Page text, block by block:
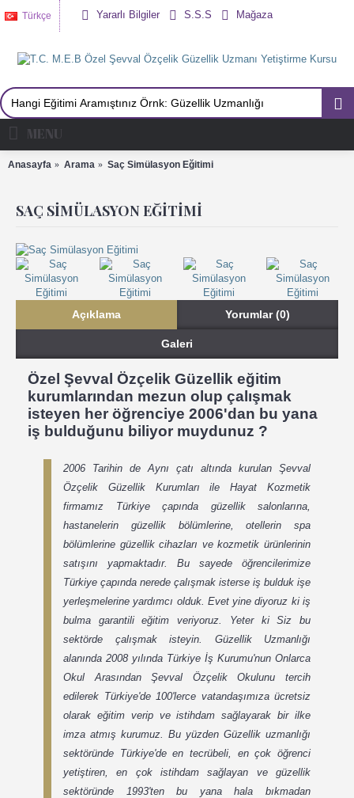
Türkçe Yararlı Bilgiler S.S.S Mağaza
MENU
Anasayfa Arama Saç Simülasyon Eğitimi
SAÇ SIMÜLASYON EĞITIMI
Açıklama Yorumlar (0)
Galeri
Özel Şevval Özçelik Güzellik eğitim
kurumlarından mezun olup çalışmak
isteyen her öğrenciye 2006'dan bu yana
iş bulduğunu biliyor muydunuz ?
2006 Tarihin de Aynı çatı altında kurulan Şevval
Özçelik Güzellik Kurumları ile Hayat Kozmetik
firmamız Türkiye çapında güzellik salonlarına,
hastanelerin güzellik bölümlerine, otellerin spa
bölümlerine güzellik cihazları ve kozmetik ürünlerinin
satışını yapmaktadır. Bu sayede öğrencilerimize
Türkiye çapında nerede çalışmak isterse iş bulduk işe
yerleşmelerine yardımcı olduk. Evet yine diyoruz ki iş
bulma garantili eğitim veriyoruz. Yeter ki Siz bu
sektörde çalışmak isteyin. Güzellik Uzmanlığı
alanında 2008 yılında Türkiye İş Kurumu'nun Onlarca
Okul Arasından Şevval Özçelik Okulunu tercih
edilerek Türkiye'de 100'lerce vatandaşımıza ücretsiz
olarak eğitim verip ve istihdam sağlayarak bir ilke
imza atmış kurumuz. Bu yüzden Güzellik uzmanlığı
sektöründe Türkiye'de en tecrübeli, en çok öğrenci
yetiştiren, en çok istihdam sağlayan ve güzellik
sektöründe 1993'ten bu yana hala bıkmadan